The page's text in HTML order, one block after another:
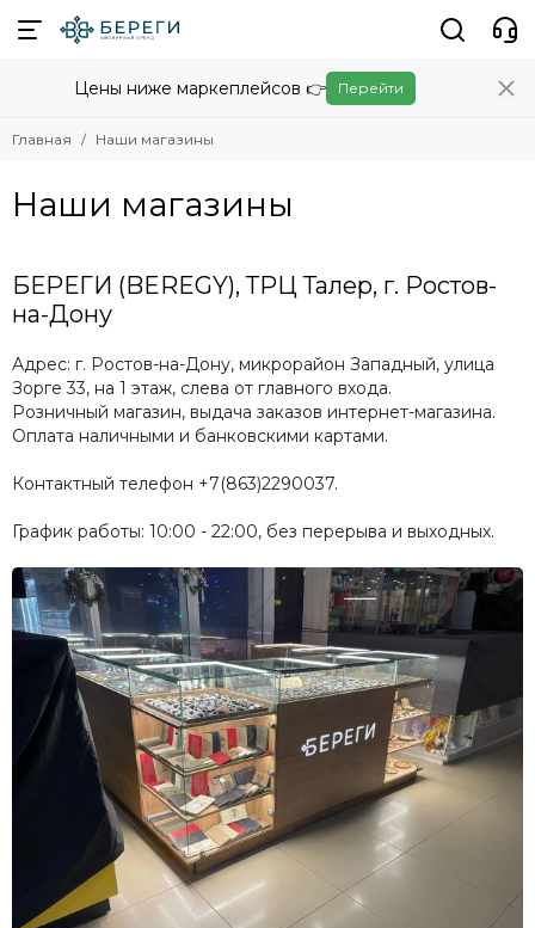
Цены ниже маркеплейсов 👉 Перейти
Главная Наши магазины
Наши магазины
БЕРЕГИ (BEREGY), ТРЦ Талер, г. Ростов-
на-Дону
Адрес: г. Ростов-на-Дону, микрорайон Западный, улица
Зорге 33, на 1 этаж, слева от главного входа.
Розничный магазин, выдача заказов интернет-магазина.
Оплата наличными и банковскими картами.
Контактный телефон +7(863)2290037.
График работы: 10:00 - 22:00, без перерыва и выходных.